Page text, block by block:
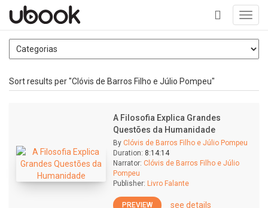
+
Sort results per "Clóvis de Barros Filho e Júlio Pompeu"
A Filosofia Explica Grandes
Questões da Humanidade
By Clóvis de Barros Filho e Júlio Pompeu
Duration: 8:14:14
Narrator: Clóvis de Barros Filho e Júlio
Pompeu
Publisher: Livro Falante
PREVIEW see details